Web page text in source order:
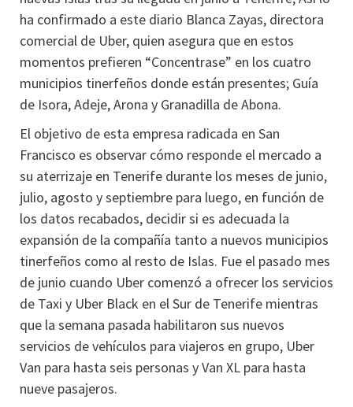
ha confirmado a este diario Blanca Zayas, directora
comercial de Uber, quien asegura que en estos
momentos prefieren “Concentrase” en los cuatro
municipios tinerfeños donde están presentes; Guía
de Isora, Adeje, Arona y Granadilla de Abona.
El objetivo de esta empresa radicada en San
Francisco es observar cómo responde el mercado a
su aterrizaje en Tenerife durante los meses de junio,
julio, agosto y septiembre para luego, en función de
los datos recabados, decidir si es adecuada la
expansión de la compañía tanto a nuevos municipios
tinerfeños como al resto de Islas. Fue el pasado mes
de junio cuando Uber comenzó a ofrecer los servicios
de Taxi y Uber Black en el Sur de Tenerife mientras
que la semana pasada habilitaron sus nuevos
servicios de vehículos para viajeros en grupo, Uber
Van para hasta seis personas y Van XL para hasta
nueve pasajeros.